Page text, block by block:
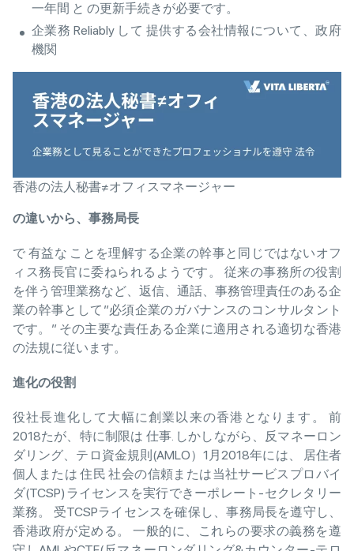
一年間 と の更新手続きが必要です。
企業務 Reliably して 提供する会社情報について、政府
機関
香港の法人秘書≠オフィスマネージャー
の違いから、 事務局長
で 有益な ことを理解する企業の幹事と同じではないオフ
ィス務長官に委ねられるようです。 従来の事務所の役割
を伴う管理業務など、返信、通話、事務管理責任のある企
業の幹事として”必須企業のガバナンスのコンサルタント
です。” その主要な責任ある企業に適用される適切な香港
の法規に従います。
進化の役割
役社長進化して大幅に創業以来の香港となります。 前
2018たが、特に制限は 仕事. しかしながら、反マネーロン
ダリング、テロ資金規則(AMLO）1月2018年には、 居住者
個人または 住民 社会の信頼または当社サービスプロバイ
ダ(TCSP)ライセンスを実行できーポレート-セクレタリー
業務。 受TCSPライセンスを確保し、事務局長を遵守し、
香港政府が定める。 一般的に、これらの要求の義務を遵